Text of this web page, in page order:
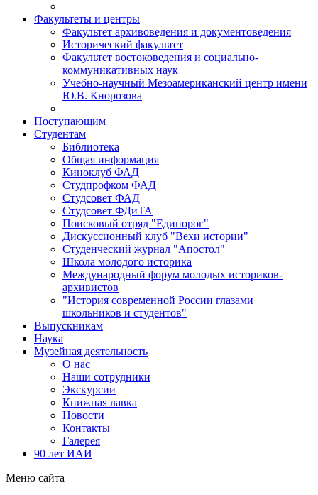
Факультеты и центры
Факультет архивоведения и документоведения
Исторический факультет
Факультет востоковедения и социально-
коммуникативных наук
Учебно-научный Мезоамериканский центр имени
Ю.В. Кнорозова
Поступающим
Студентам
Библиотека
Общая информация
Киноклуб ФАД
Студпрофком ФАД
Студсовет ФАД
Студсовет ФДиТА
Поисковый отряд "Единорог"
Дискуссионный клуб "Вехи истории"
Студенческий журнал "Апостол"
Школа молодого историка
Международный форум молодых историков-
архивистов
"История современной России глазами
школьников и студентов"
Выпускникам
Наука
Музейная деятельность
О нас
Наши сотрудники
Экскурсии
Книжная лавка
Новости
Контакты
Галерея
90 лет ИАИ
Меню сайта